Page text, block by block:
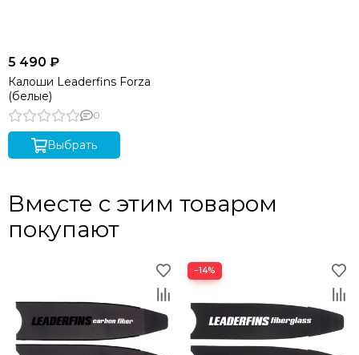
5 490 ₽
Калоши Leaderfins Forza
(белые)
0
Выбрать
Вместе с этим товаром
покупают
−14%